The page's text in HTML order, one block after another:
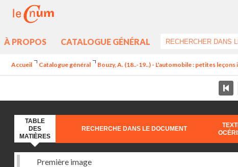
À PROPOS CATALOGUE GÉNÉRAL
Accueil Catalogue général Bouzy, A. (18..-19..) - L'automobile : petites
TABLE
DES
MATIÈRES
RECHERCHE DANS LE DOCUMENT
Première image